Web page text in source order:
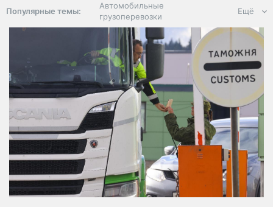
Популярные темы:
Автомобильные
грузоперевозки
Региональная
логистика
ЭДО, ИТ в
логистике
Дороги,
инфраструктура
Логистика, грузы
Негабаритные и
опасные грузы
Безопасность и
страхование
Ещё